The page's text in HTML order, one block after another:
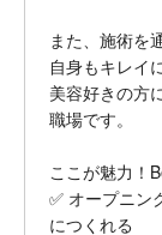
また、施術を
自身もキレイ
美容好きの方
職場です。
ここが魅力！
✅ オープニン
につくれる